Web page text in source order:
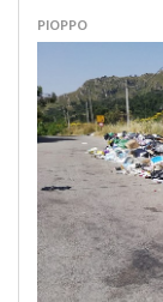
PIOPPO